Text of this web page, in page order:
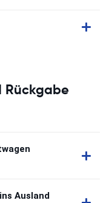
Rückgabe
Ausland